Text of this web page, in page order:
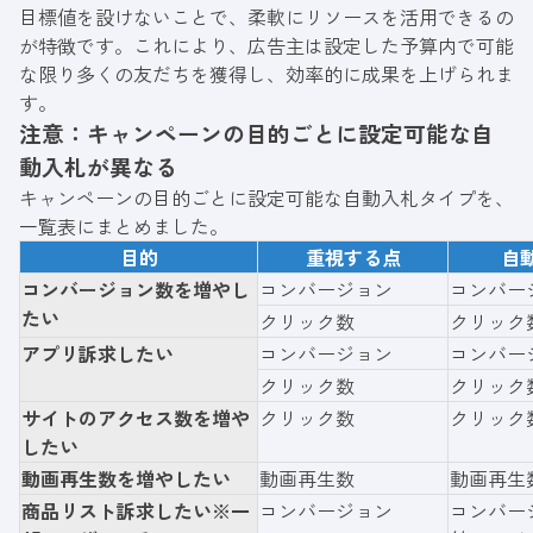
目標値を設けないことで、柔軟にリソースを活用できるの
が特徴です。これにより、広告主は設定した予算内で可能
な限り多くの友だちを獲得し、効率的に成果を上げられま
す。
注意：キャンペーンの目的ごとに設定可能な自
動入札が異なる
キャンペーンの目的ごとに設定可能な自動入札タイプを、
一覧表にまとめました。
目的
重視する点
自
コンバージョン数を増やし
たい
コンバージョン
コンバ
クリック数
クリッ
アプリ訴求したい
コンバージョン
コンバ
クリック数
クリッ
サイトのアクセス数を増や
したい
クリック数 クリッ
動画再生数を増やしたい 動画再生数
動画再生
商品リスト訴求したい※一 コンバージョン
コンバ